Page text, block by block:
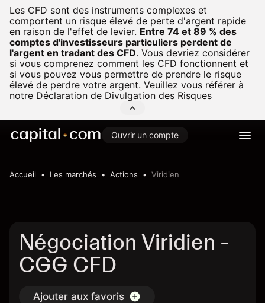
Les CFD sont des instruments complexes et
comportent un risque élevé de perte d'argent rapide
en raison de l'effet de levier. Entre 74 et 89 % des
comptes d'investisseurs particuliers perdent de
l'argent en tradant des CFD. Vous devriez considérer
si vous comprenez comment les CFD fonctionnent et
si vous pouvez vous permettre de prendre le risque
élevé de perdre votre argent. Veuillez vous référer à
notre Déclaration de Divulgation des Risques
Ouvrir un compte
Accueil Les marchés Actions Viridien
Négociation Viridien -
CGG CFD
Ajouter aux favoris